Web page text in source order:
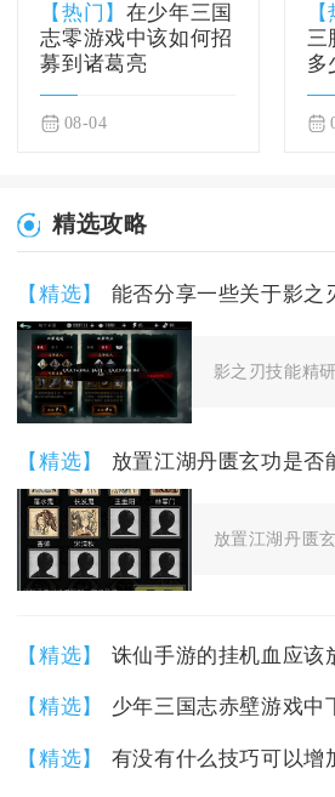
【热门】 在少年三国
志零游戏中该如何招
募到诸葛亮
08-04
三
多
精选攻略
【精选】
影之刃技能精
【精选】 放置江湖丹匮玄功是否
放置江湖丹匮
【精选】 诛仙手游的挂机血应该
【精选】
【精选】